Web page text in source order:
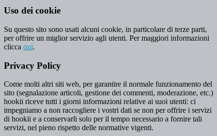
Uso dei cookie
Su questo sito sono usati alcuni cookie, in particolare di terze parti,
per offrire un miglior servizio agli utenti. Per maggiori informazioni
clicca qui.
Privacy Policy
Come molti altri siti web, per garantire il normale funzionamento del
sito (segnalazione articoli, gestione dei commenti, moderazione, etc.)
hookii riceve tutti i giorni informazioni relative ai suoi utenti: ci
impegniamo a non raccogliere i vostri dati se non per offrire i servizi
di hookii e a conservarli solo per il tempo necessario a fornire tali
servizi, nel pieno rispetto delle normative vigenti.